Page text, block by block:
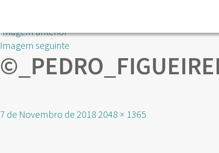
Imagem anterior
Imagem seguinte
Publicado
7 de Novembro de 2018 Tamanho
2048 × 1365